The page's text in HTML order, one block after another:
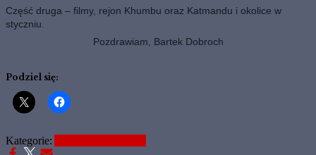
Część druga – filmy, rejon Khumbu oraz Katmandu i okolice w
styczniu.
Pozdrawiam, Bartek Dobroch
Podziel się:
Kategorie: